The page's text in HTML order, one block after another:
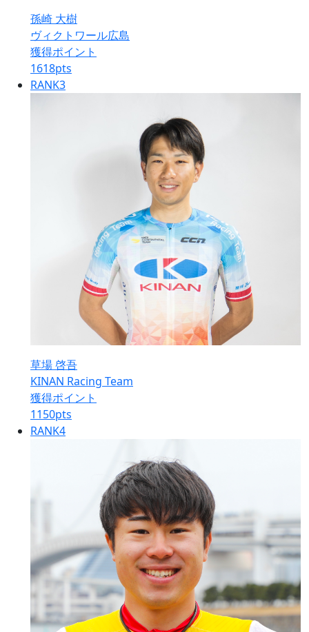
孫崎 大樹
ヴィクトワール広島
獲得ポイント
1618pts
RANK3
草場 啓吾
KINAN Racing Team
獲得ポイント
1150pts
RANK4